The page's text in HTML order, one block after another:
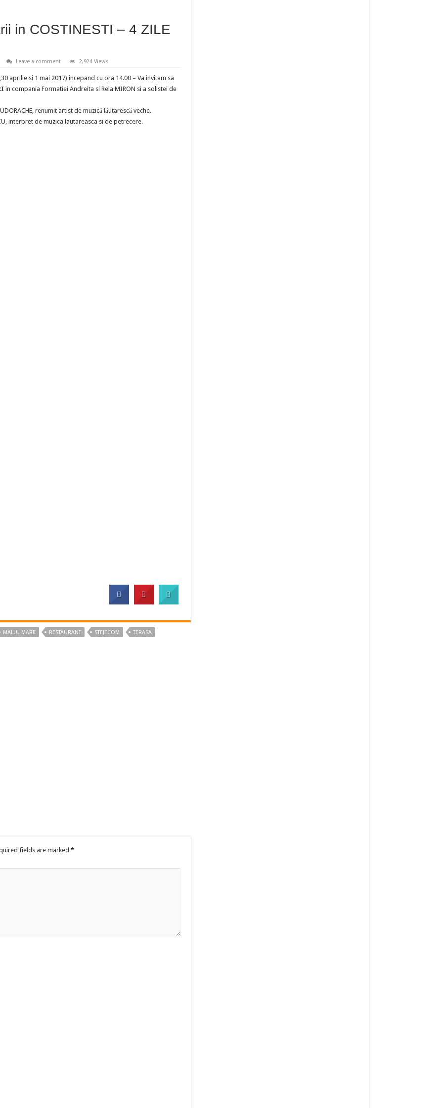
in COSTINESTI – 4 ZILE
Leave a comment 2,924 Views
aprilie si 1 mai 2017) incepand cu ora 14.00 – Va invitam sa
in compania Formatiei Andreita si Rela MIRON si a solistei de
renumit artist de muzică lăutarescă veche.
interpret de muzica lautareasca si de petrecere.
MALUL MARII RESTAURANT STEJECOM TERASA
fields are marked *